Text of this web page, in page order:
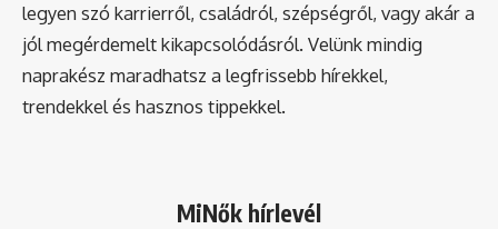
legyen szó karrierről, családról, szépségről, vagy akár a
jól megérdemelt kikapcsolódásról. Velünk mindig
naprakész maradhatsz a legfrissebb hírekkel,
trendekkel és hasznos tippekkel.
MiNők hírlevél